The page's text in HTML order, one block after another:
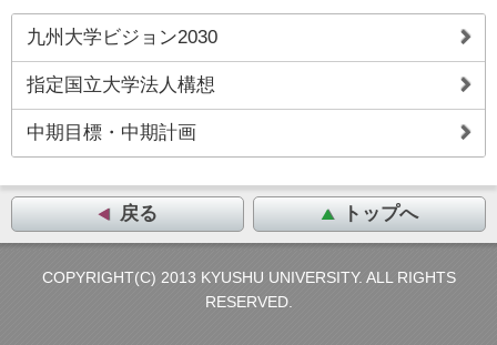
九州大学ビジョン2030
指定国立大学法人構想
中期目標・中期計画
戻る トップへ
COPYRIGHT(C) 2013 KYUSHU UNIVERSITY. ALL RIGHTS
RESERVED.